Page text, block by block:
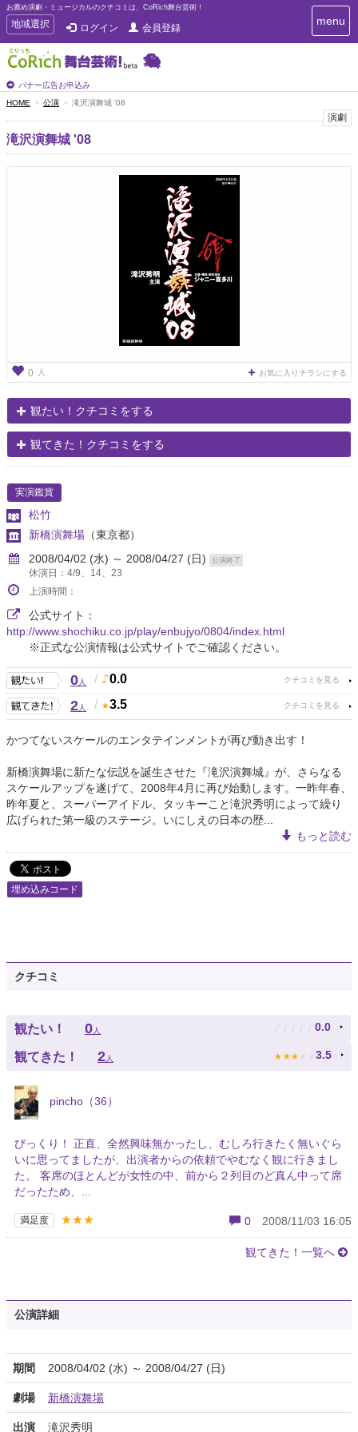
お薦め演劇・ミュージカルのクチコミは、CoRich舞台芸術！
T
o
g
g
e
n
a
v
i
地域選択 ログイン 会員登録
バナー広告お申込み
T
o
i
menu
HOME 公演 滝沢演舞城 '08
演劇
滝沢演舞城 '08
0 人 お気に入りチラシにする
観たい！クチコミをする
観てきた！クチコミをする
実演鑑賞
松竹
新橋演舞場 （東京都）
2008/04/02 (水) ～ 2008/04/27 (日)
公演終了
休演日：4/9、14、23
上演時間：
公式サイト：
http://www.shochiku.co.jp/play/enbujyo/0804/index.html
※正式な公演情報は公式サイトでご確認ください。
0人 / 0.0
2人 / 3.5
かつてないスケールのエンタテインメントが再び動き出す！
新橋演舞場に新たな伝説を誕生させた『滝沢演舞城』が、さらなる
スケールアップを遂げて、2008年4月に再び始動します。一昨年春、
昨年夏と、スーパーアイドル、タッキーこと滝沢秀明によって繰り
広げられた第一級のステージ。いにしえの日本の歴...
もっと読む
埋め込みコード
クチコミ
観たい！ 0人 ♪ ♪ ♪ ♪ ♪ 0.0
観てきた！ 2人 ★ ★ ★ ★ ★ 3.5
pincho（36）
びっくり！ 正直、全然興味無かったし、むしろ行きたく無いぐら
いに思ってましたが、出演者からの依頼でやむなく観に行きまし
た。 客席のほとんどが女性の中、前から２列目のど真ん中って席
だったため、...
満足度 ★★★ 0 2008/11/03 16:05
観てきた！一覧へ
公演詳細
期間 2008/04/02 (水) ～ 2008/04/27 (日)
劇場 新橋演舞場
出演 滝沢秀明